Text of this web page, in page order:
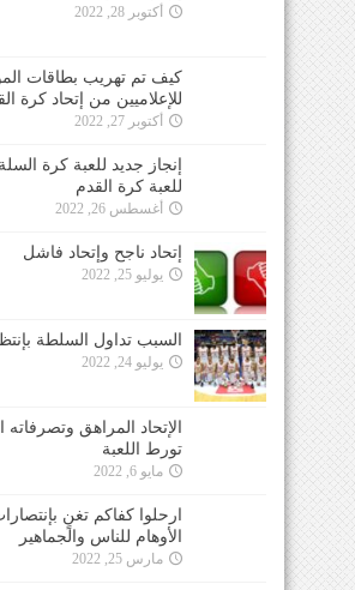
أكتوبر 28, 2022
كيف تم تهريب بطاقات
للإعلاميين من إتحاد كرة
أكتوبر 27, 2022
إنجاز جديد للعبة كرة
للعبة كرة القدم
أغسطس 26, 2022
إتحاد ناجح وإتحاد فاشل
يوليو 25, 2022
السبب تداول السلطة
يوليو 24, 2022
الإتحاد المراهق وتصرفاته
تورط اللعبة
مايو 6, 2022
ارحلوا كفاكم تغنٍ
الأوهام للناس والجماهير
مارس 25, 2022